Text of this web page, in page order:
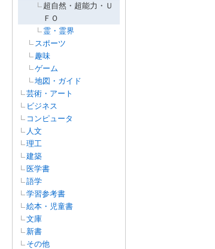
超自然・超能力・Ｕ
ＦＯ
霊・霊界
スポーツ
趣味
ゲーム
地図・ガイド
芸術・アート
ビジネス
コンピュータ
人文
理工
建築
医学書
語学
学習参考書
絵本・児童書
文庫
新書
その他